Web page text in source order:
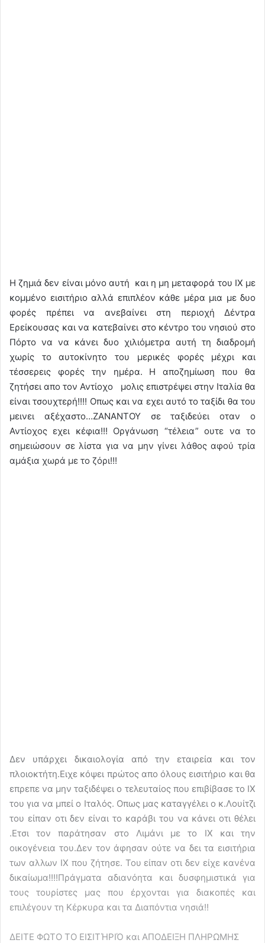
Η ζημιά δεν είναι μόνο αυτή και η μη μεταφορά του ΙΧ με
κομμένο εισιτήριο αλλά επιπλέον κάθε μέρα μια με δυο
φορές πρέπει να ανεβαίνει στη περιοχή Δέντρα
Ερείκουσας και να κατεβαίνει στο κέντρο του νησιού στο
Πόρτο να να κάνει δυο χιλιόμετρα αυτή τη διαδρομή
χωρίς το αυτοκίνητο του μερικές φορές μέχρι και
τέσσερεις φορές την ημέρα. Η αποζημίωση που θα
ζητήσει απο τον Αντίοχο μολις επιστρέψει στην Ιταλία θα
είναι τσουχτερή!!!! Οπως και να εχει αυτό το ταξίδι θα του
μεινει αξέχαστο…ΖΑΝΑΝΤΟΥ σε ταξιδεύει οταν ο
Αντίοχος εχει κέφια!!! Οργάνωση “τέλεια” ουτε να το
σημειώσουν σε λίστα για να μην γίνει λάθος αφού τρία
αμάξια χωρά με το ζόρι!!!
Δεν υπάρχει δικαιολογία από την εταιρεία και τον
πλοιοκτήτη.Ειχε κόψει πρώτος απο όλους εισιτήριο και θα
επρεπε να μην ταξιδέψει ο τελευταίος που επιβίβασε το ΙΧ
του για να μπεί ο Ιταλός. Οπως μας καταγγέλει ο κ.Λουίτζι
του είπαν οτι δεν είναι το καράβι του να κάνει οτι θέλει
.Ετσι τον παράτησαν στο Λιμάνι με το ΙΧ και την
οικογένεια του.Δεν τον άφησαν ούτε να δει τα εισιτήρια
των αλλων ΙΧ που ζήτησε. Του είπαν οτι δεν είχε κανένα
δικαίωμα!!!!Πράγματα αδιανόητα και δυσφημιστικά για
τους τουρίστες μας που έρχονται για διακοπές και
επιλέγουν τη Κέρκυρα και τα Διαπόντια νησιά!!
ΔΕΙΤΕ ΦΩΤΟ ΤΟ ΕΙΣΙΤΉΡΙΌ και ΑΠΟΔΕΙΞΗ ΠΛΗΡΩΜΗΣ